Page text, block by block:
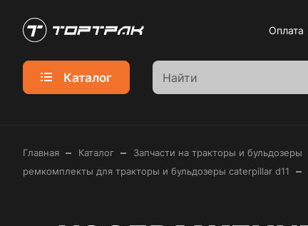
Оплата
Каталог
Главная – Каталог – Запчасти на тракторы и бульдозеры
ремкомплекты для тракторы и бульдозеры caterpillar d11
–